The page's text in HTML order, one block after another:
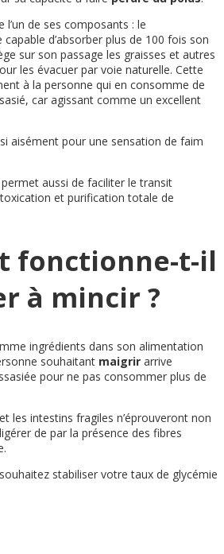
de ses composants : le
d’absorber plus de 100 fois son
sur son passage les graisses et autres
les évacuer par voie naturelle. Cette
à la personne qui en consomme de
car agissant comme un excellent
aisément pour une sensation de faim
aussi de faciliter le transit
et purification totale de
fonctionne-t-il
à mincir ?
ingrédients dans son alimentation
souhaitant maigrir arrive
pour ne pas consommer plus de
les intestins fragiles n’éprouveront non
de par la présence des fibres
stabiliser votre taux de glycémie